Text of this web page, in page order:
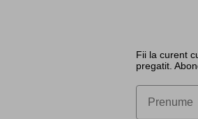
Fii la curent
pregatit.